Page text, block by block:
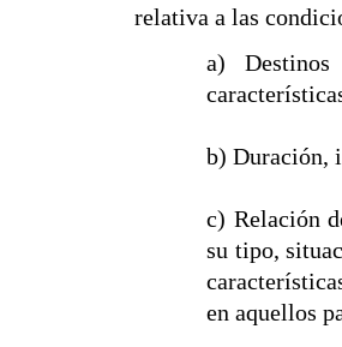
relativa a las
a)
b) Duración,
c) Relación
su tipo,
en aquellos